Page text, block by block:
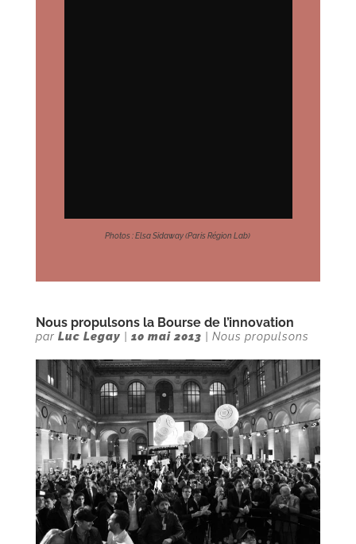
Photos : Elsa Sidaway (Paris Région Lab)
Nous propulsons la Bourse de l’innovation
par Luc Legay 10 mai 2013 Nous propulsons